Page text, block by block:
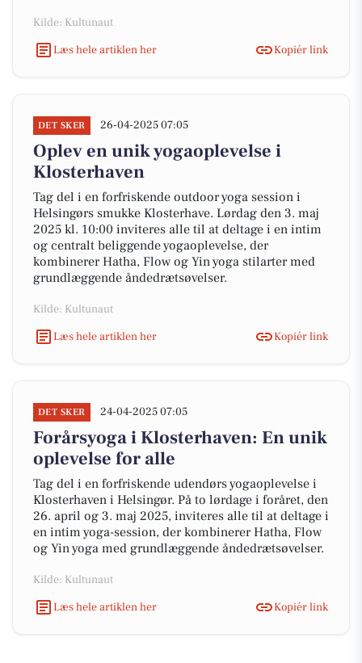
Kilde: Kultunaut
Læs hele artiklen her
Kopiér link
DET SKER 26-04-2025 07:05
Oplev en unik yogaoplevelse i
Klosterhaven
Tag del i en forfriskende outdoor yoga session i
Helsingørs smukke Klosterhave. Lørdag den 3. maj
2025 kl. 10:00 inviteres alle til at deltage i en intim
og centralt beliggende yogaoplevelse, der
kombinerer Hatha, Flow og Yin yoga stilarter med
grundlæggende åndedrætsøvelser.
Kilde: Kultunaut
Læs hele artiklen her
Kopiér link
DET SKER 24-04-2025 07:05
Forårsyoga i Klosterhaven: En unik
oplevelse for alle
Tag del i en forfriskende udendørs yogaoplevelse i
Klosterhaven i Helsingør. På to lørdage i foråret, den
26. april og 3. maj 2025, inviteres alle til at deltage i
en intim yoga-session, der kombinerer Hatha, Flow
og Yin yoga med grundlæggende åndedrætsøvelser.
Kilde: Kultunaut
Læs hele artiklen her
Kopiér link